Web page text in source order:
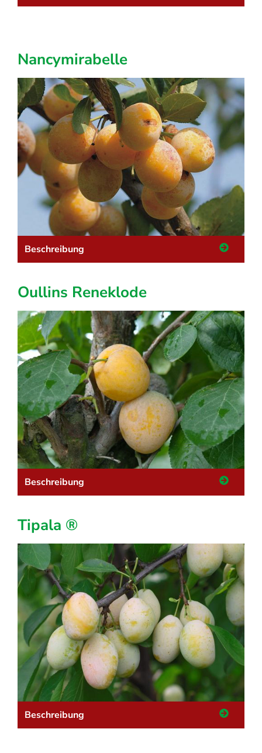
Nancymirabelle
Beschreibung
Oullins Reneklode
Beschreibung
Tipala ®
Beschreibung